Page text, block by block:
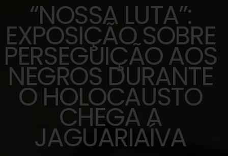
“NOSSA LUTA”:
EXPOSIÇÃO SOBRE
PERSEGUIÇÃO AOS
NEGROS DURANTE
O HOLOCAUSTO
CHEGA A
JAGUARIAÍVA